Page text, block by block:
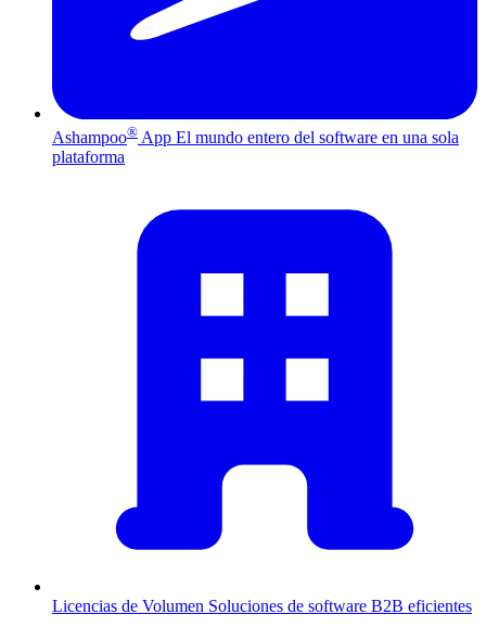
Ashampoo® App El mundo entero del software en una sola
plataforma
Licencias de Volumen Soluciones de software B2B eficientes